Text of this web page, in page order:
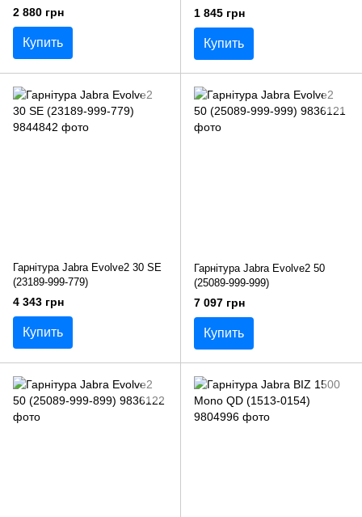
2 880 грн
Купить
1 845 грн
Купить
Гарнітура Jabra Evolve2 30 SE
(23189-999-779)
4 343 грн
Купить
Гарнітура Jabra Evolve2 50
(25089-999-999)
7 097 грн
Купить